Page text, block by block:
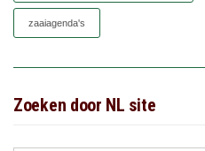
zaaiagenda's
Zoeken door NL site